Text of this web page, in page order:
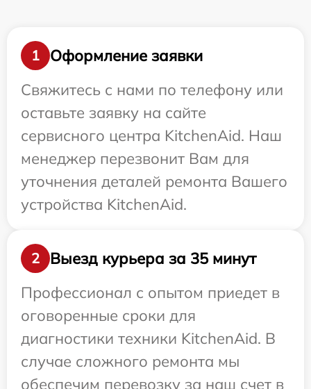
1
Оформление заявки
Свяжитесь с нами по телефону или
оставьте заявку на сайте
сервисного центра KitchenAid. Наш
менеджер перезвонит Вам для
уточнения деталей ремонта Вашего
устройства KitchenAid.
2
Выезд курьера за 35 минут
Профессионал с опытом приедет в
оговоренные сроки для
диагностики техники KitchenAid. В
случае сложного ремонта мы
обеспечим перевозку за наш счет в